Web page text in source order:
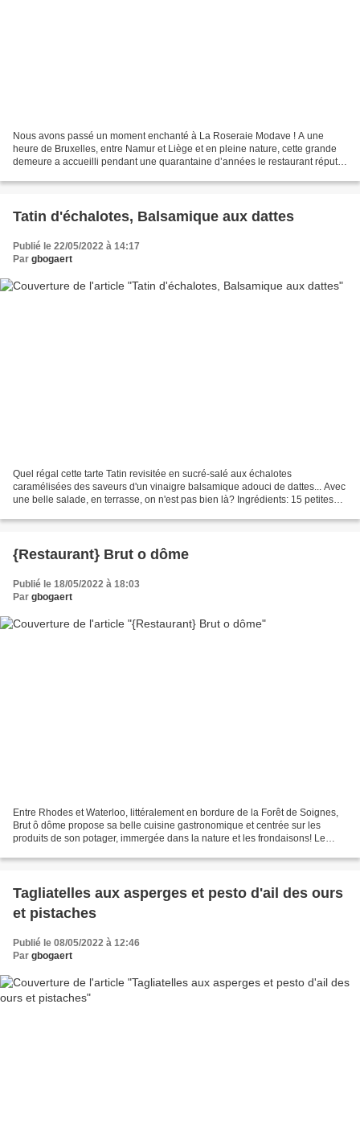
Nous avons passé un moment enchanté à La Roseraie Modave ! A une
heure de Bruxelles, entre Namur et Liège et en pleine nature, cette grande
demeure a accueilli pendant une quarantaine d’années le restaurant réputé
Tatin d'échalotes, Balsamique aux dattes
Publié le 22/05/2022 à 14:17
Par gbogaert
Quel régal cette tarte Tatin revisitée en sucré-salé aux échalotes
caramélisées des saveurs d'un vinaigre balsamique adouci de dattes... Avec
une belle salade, en terrasse, on n'est pas bien là? Ingrédients: 15 petites
{Restaurant} Brut o dôme
Publié le 18/05/2022 à 18:03
Par gbogaert
Entre Rhodes et Waterloo, littéralement en bordure de la Forêt de Soignes,
Brut ô dôme propose sa belle cuisine gastronomique et centrée sur les
produits de son potager, immergée dans la nature et les frondaisons! Le
Tagliatelles aux asperges et pesto d'ail des ours
et pistaches
Publié le 08/05/2022 à 12:46
Par gbogaert